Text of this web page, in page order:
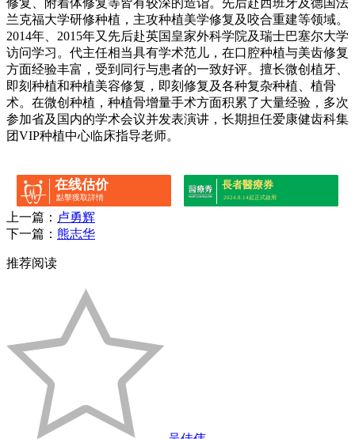
修复、附着体修复等皆有较深的造诣。先后赴西班牙及德国法
兰克福大学研修种植，主攻种植美学修复及咬合重建等领域。
2014年、2015年又先后赴英国皇家外科学院及瑞士巴塞尔大学
访问学习。代主任相当具有学术范儿，在口腔种植与美齿修复
方面经验丰富，受到同行与患者的一致好评。擅长微创植牙、
即刻种植和种植美容修复，即刻修复及各种复杂种植、植骨
术。在微创种植，种植骨增量手术方面积累了大量经验，多次
参加省及国内的学术会议并发表演讲，长期担任爱康健齿科集
团VIP种植中心临床指导老师。
在线估价
點擊獲取詳情
長者醫療券
2024.8.14起正式啟用
上一篇： 卢勇辉
下一篇： 熊志华
推荐阅读